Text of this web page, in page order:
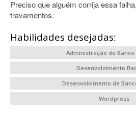
Preciso que alguém corrija essa
travamentos.
Habilidades desejadas:
Administração de Banco
Desenvolvimento
Desenvolvimento de
Wordpress